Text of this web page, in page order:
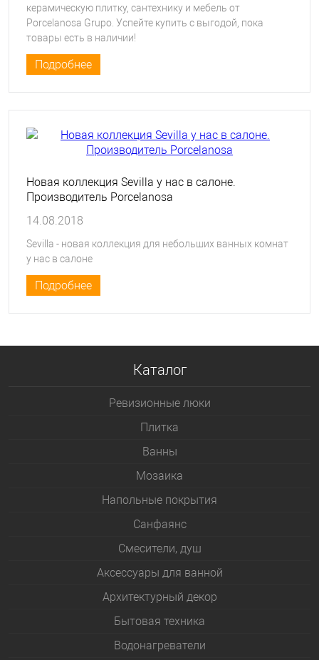
керамическую плитку, сантехнику и мебель от
Porcelanosa Grupo. Успейте купить с выгодой, пока
товары есть в наличии!
Подробнее
Новая коллекция Sevilla у нас в салоне.
Производитель Porcelanosa
14.08.2018
Sevilla - новая коллекция для небольших ванных комнат
у нас в салоне
Подробнее
Каталог
Ревизионные люки
Плитка
Bанны
Мозаика
Напольные покрытия
Санфаянс
Смесители, душ
Аксессуары для ванной
Архитектурный декор
Бытовая техника
Водонагреватели